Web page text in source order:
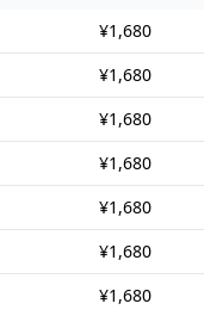
¥1,680
¥1,680
¥1,680
¥1,680
¥1,680
¥1,680
¥1,680